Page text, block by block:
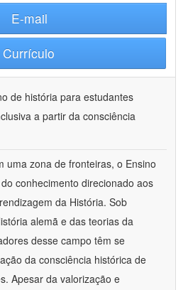
E-mail
Currículo
de história para estudantes
a partir da consciência
uma zona de fronteiras, o Ensino
conhecimento direcionado aos
da História. Sob
alemã e das teorias da
desse campo têm se
da consciência histórica de
Apesar da valorização e